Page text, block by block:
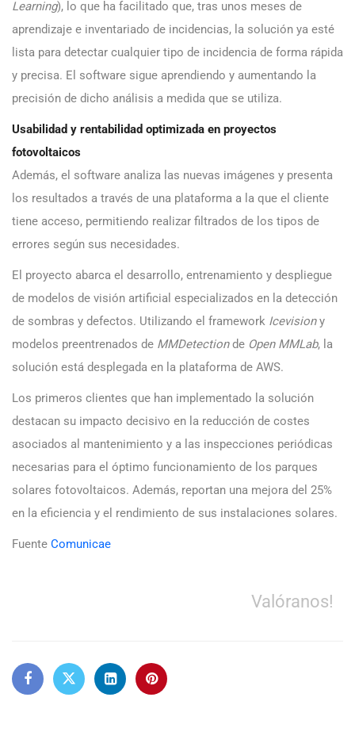
Learning), lo que ha facilitado que, tras unos meses de
aprendizaje e inventariado de incidencias, la solución ya esté
lista para detectar cualquier tipo de incidencia de forma rápida
y precisa. El software sigue aprendiendo y aumentando la
precisión de dicho análisis a medida que se utiliza.
Usabilidad y rentabilidad optimizada en proyectos
fotovoltaicos
Además, el software analiza las nuevas imágenes y presenta
los resultados a través de una plataforma a la que el cliente
tiene acceso, permitiendo realizar filtrados de los tipos de
errores según sus necesidades.
El proyecto abarca el desarrollo, entrenamiento y despliegue
de modelos de visión artificial especializados en la detección
de sombras y defectos. Utilizando el framework Icevisiony
modelos preentrenados de MMDetectionde Open MMLab, la
solución está desplegada en la plataforma de AWS.
Los primeros clientes que han implementado la solución
destacan su impacto decisivo en la reducción de costes
asociados al mantenimiento y a las inspecciones periódicas
necesarias para el óptimo funcionamiento de los parques
solares fotovoltaicos. Además, reportan una mejora del 25%
en la eficiencia y el rendimiento de sus instalaciones solares.
Fuente Comunicae
Valóranos!